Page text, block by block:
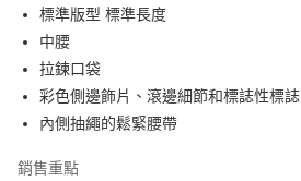
悠遊付
Google Pay
貨到付款
標準版型 標準長度
中腰
拉鍊口袋
彩色側邊飾片、滾邊細節和標誌性標誌
內側抽繩的鬆緊腰帶
銷售重點